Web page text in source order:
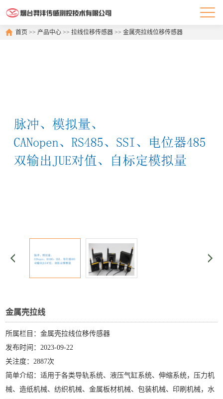
首页 >>产品中心 >>拉线位移传感器 >>金属壳拉线位移传感器
金属壳拉线
所属栏目：金属壳拉线位移传感器
发布时间：2023-09-22
关注度：2887次
简单介绍：适用于各类导轨系统、液压气缸系统、伸缩系统，压力机
械、造纸机械、纺织机械、金属板材机械、包装机械、印刷机械，水